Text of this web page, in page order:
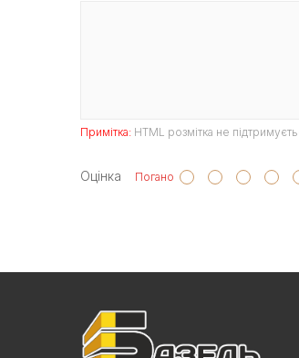
Примітка: HTML розмітка не
Оцінка Погано